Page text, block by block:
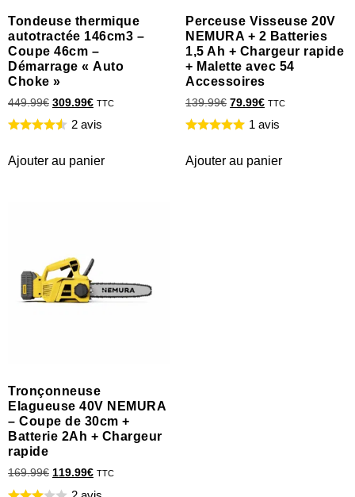
Tondeuse thermique
autotractée 146cm3 –
Coupe 46cm –
Démarrage « Auto
Choke »
449.99€ 309.99€ TTC
2 avis
Ajouter au panier
Perceuse Visseuse 20V
NEMURA + 2 Batteries
1,5 Ah + Chargeur rapide
+ Malette avec 54
Accessoires
139.99€ 79.99€ TTC
1 avis
Ajouter au panier
Tronçonneuse
Elagueuse 40V NEMURA
– Coupe de 30cm +
Batterie 2Ah + Chargeur
rapide
169.99€ 119.99€ TTC